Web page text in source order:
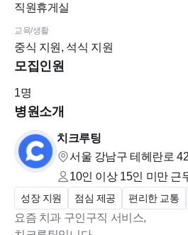
주로 사용하게 될 프로그램/시
기본적인 MS Office (워드, 엑셀)
구글 워크스페이스 (Gmail, 구글
고객관리 시스템 (자체 어드민)
※ 모든 프로그램은 입사 후 차근차근
서비스, 업무 난이도에 대해서
서비스 기능이 복잡하지 않아 빠
고객 상담 업무의 경우, 대부분
직원휴게실
교육/생활
중식 지원, 석식 지원
모집인원
1명
병원소개
치크루팅
서울 강남구 테헤란로
10인 이상 15인 미만근
성장 지원 점심 제공 편리한 교통
요즘 치과 구인구직 서비스,